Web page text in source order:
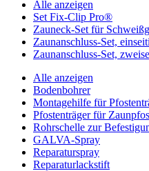
Alle anzeigen
Set Fix-Clip Pro®
Zauneck-Set für
Zaunanschluss-Set,
Zaunanschluss-Set,
Alle anzeigen
Bodenbohrer
Montagehilfe für
Pfostenträger für
Rohrschelle zur
GALVA-Spray
Reparaturspray
Reparaturlackstift